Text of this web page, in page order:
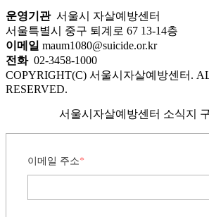
운영기관서울시 자살예방센터
서울특별시 중구 퇴계로 67 13-14층
이메일 maum1080@suicide.or.kr
전화 02-3458-1000
COPYRIGHT(C) 서울시자살예방센터.
RESERVED.
서울시자살예방센터 소식지
이메일 주소*